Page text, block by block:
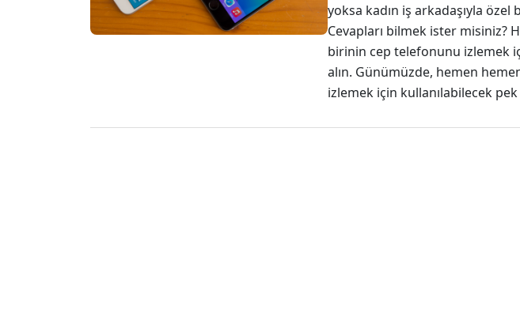
yoksa kadın iş arkadaşıyla özel
Cevapları bilmek ister misiniz?
birinin cep telefonunu izlemek
alın. Günümüzde, hemen
izlemek için kullanılabilecek